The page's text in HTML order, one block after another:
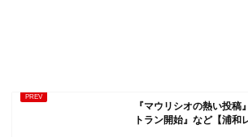
『マウリシオの熱い投稿
トラン開始』など【浦和